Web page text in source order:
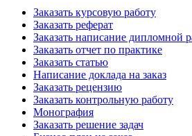
Заказать курсовую работу
Заказать реферат
Заказать написание дипломной
Заказать отчет по практике
Заказать статью
Написание доклада на заказ
Заказать рецензию
Заказать контрольную работу
Монография
Заказать решение задач